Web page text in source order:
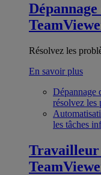
Résolvez les
En savoir plus
Dépannage
résolvez les
les tâches
Travailleur